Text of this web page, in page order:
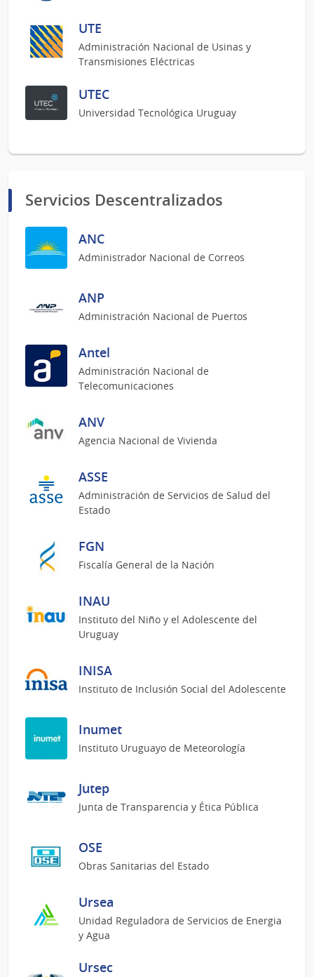
UTE
Administración Nacional de Usinas y
Transmisiones Eléctricas
UTEC
Universidad Tecnológica Uruguay
Servicios Descentralizados
ANC
Administrador Nacional de Correos
ANP
Administración Nacional de Puertos
Antel
Administración Nacional de
Telecomunicaciones
ANV
Agencia Nacional de Vivienda
ASSE
Administración de Servicios de Salud del
Estado
FGN
Fiscalía General de la Nación
INAU
Instituto del Niño y el Adolescente del
Uruguay
INISA
Instituto de Inclusión Social del Adolescente
Inumet
Instituto Uruguayo de Meteorología
Jutep
Junta de Transparencia y Ética Pública
OSE
Obras Sanitarias del Estado
Ursea
Unidad Reguladora de Servicios de Energia
y Agua
Ursec